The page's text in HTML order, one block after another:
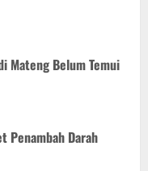
Mateng Belum Temui
Penambah Darah